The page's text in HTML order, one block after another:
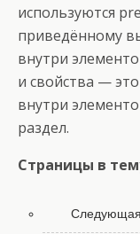
используются
приведённому
внутри
и свойства —
внутри
раздел.
Страницы в